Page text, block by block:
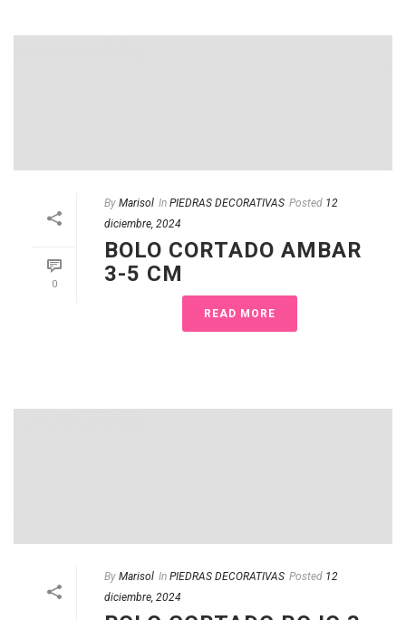
0
By Marisol In PIEDRAS DECORATIVAS Posted 12
diciembre, 2024
BOLO CORTADO AMBAR
3-5 CM
READ MORE
By Marisol In PIEDRAS DECORATIVAS Posted 12
diciembre, 2024